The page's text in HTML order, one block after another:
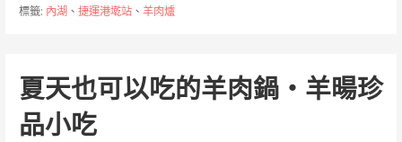
標籤: 內湖 、 捷運港墘站、 羊肉爐
夏天也可以吃的羊肉鍋‧羊暘珍
品小吃